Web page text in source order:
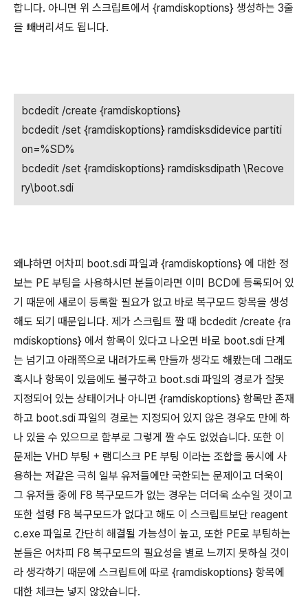
합니다. 아니면 위 스크립트에서 {ramdiskoptions} 생성하는 3줄
을 빼버리셔도 됩니다.
bcdedit /create {ramdiskoptions}
bcdedit /set {ramdiskoptions} ramdisksdidevice partiti
on=%SD%
bcdedit /set {ramdiskoptions} ramdisksdipath \Recove
ry\boot.sdi
왜냐하면 어차피 boot.sdi 파일과 {ramdiskoptions} 에 대한 정
보는 PE 부팅을 사용하시던 분들이라면 이미 BCD에 등록되어 있
기 때문에 새로이 등록할 필요가 없고 바로 복구모드 항목을 생성
해도 되기 때문입니다. 제가 스크립트 짤 때 bcdedit /create {ra
mdiskoptions} 에서 항목이 있다고 나오면 바로 boot.sdi 단계
는 넘기고 아래쪽으로 내려가도록 만들까 생각도 해봤는데 그래도
혹시나 항목이 있음에도 불구하고 boot.sdi 파일의 경로가 잘못
지정되어 있는 상태이거나 아니면 {ramdiskoptions} 항목만 존재
하고 boot.sdi 파일의 경로는 지정되어 있지 않은 경우도 만에 하
나 있을 수 있으므로 함부로 그렇게 짤 수도 없었습니다. 또한 이
문제는 VHD 부팅 + 램디스크 PE 부팅 이라는 조합을 동시에 사
용하는 저같은 극히 일부 유저들에만 국한되는 문제이고 더욱이
그 유저들 중에 F8 복구모드가 없는 경우는 더더욱 소수일 것이고
또한 설령 F8 복구모드가 없다고 해도 이 스크립트보단 reagent
c.exe 파일로 간단히 해결될 가능성이 높고, 또한 PE로 부팅하는
분들은 어차피 F8 복구모드의 필요성을 별로 느끼지 못하실 것이
라 생각하기 때문에 스크립트에 따로 {ramdiskoptions} 항목에
대한 체크는 넣지 않았습니다.